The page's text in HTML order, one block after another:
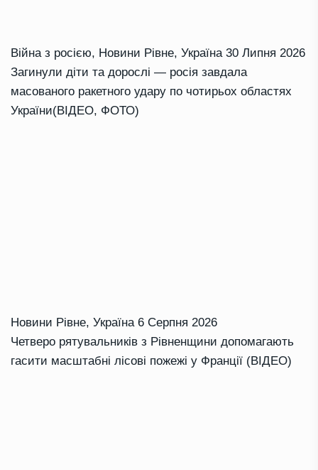
Війна з росією, Новини Рівне, Україна 30 Липня 2026
Загинули діти та дорослі — росія завдала
масованого ракетного удару по чотирьох областях
України(ВІДЕО, ФОТО)
Новини Рівне, Україна 6 Серпня 2026
Четверо рятувальників з Рівненщини допомагають
гасити масштабні лісові пожежі у Франції (ВІДЕО)